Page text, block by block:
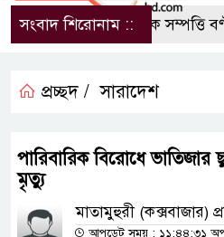
সংবাদ শিরোনাম ::পৈতৃক সম্পত্তি বণ্টন
প্রচ্ছদ / সারাদেশ
পারিবারিক বিরোধে ভাতিজার
মৃত্যু
মাতামুহুরী (কক্সবাজার)
আপডেট সময় : ১১:৪৪:৩১